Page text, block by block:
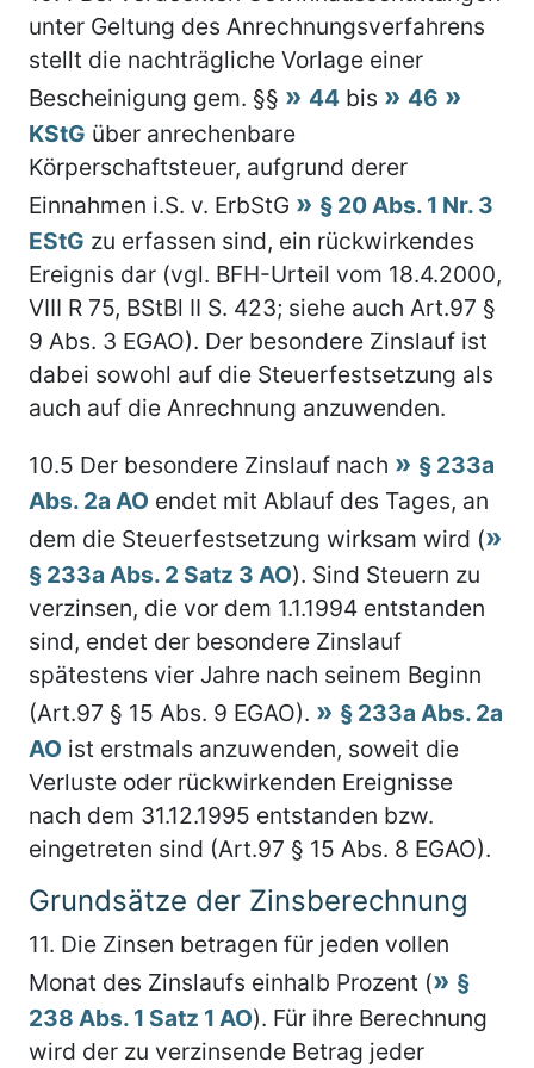
unter Geltung des Anrechnungsverfahrens
stellt die nachträgliche Vorlage einer
Bescheinigung gem. §§
44 bis
46
KStG über anrechenbare
Körperschaftsteuer, aufgrund derer
Einnahmen i.S. v. ErbStG
§ 20 Abs. 1 Nr. 3
EStG zu erfassen sind, ein rückwirkendes
Ereignis dar (vgl. BFH-Urteil vom 18.4.2000,
VIII R 75, BStBl II S. 423; siehe auch Art.97 §
9 Abs. 3 EGAO). Der besondere Zinslauf ist
dabei sowohl auf die Steuerfestsetzung als
auch auf die Anrechnung anzuwenden.
10.5 Der besondere Zinslauf nach
§ 233a
Abs. 2a AO endet mit Ablauf des Tages, an
dem die Steuerfestsetzung wirksam wird (
§ 233a Abs. 2 Satz 3 AO). Sind Steuern zu
verzinsen, die vor dem 1.1.1994 entstanden
sind, endet der besondere Zinslauf
spätestens vier Jahre nach seinem Beginn
(Art.97 § 15 Abs. 9 EGAO).
§ 233a Abs. 2a
AO ist erstmals anzuwenden, soweit die
Verluste oder rückwirkenden Ereignisse
nach dem 31.12.1995 entstanden bzw.
eingetreten sind (Art.97 § 15 Abs. 8 EGAO).
Grundsätze der Zinsberechnung
11. Die Zinsen betragen für jeden vollen
Monat des Zinslaufs einhalb Prozent (
§
238 Abs. 1 Satz 1 AO). Für ihre Berechnung
wird der zu verzinsende Betrag jeder